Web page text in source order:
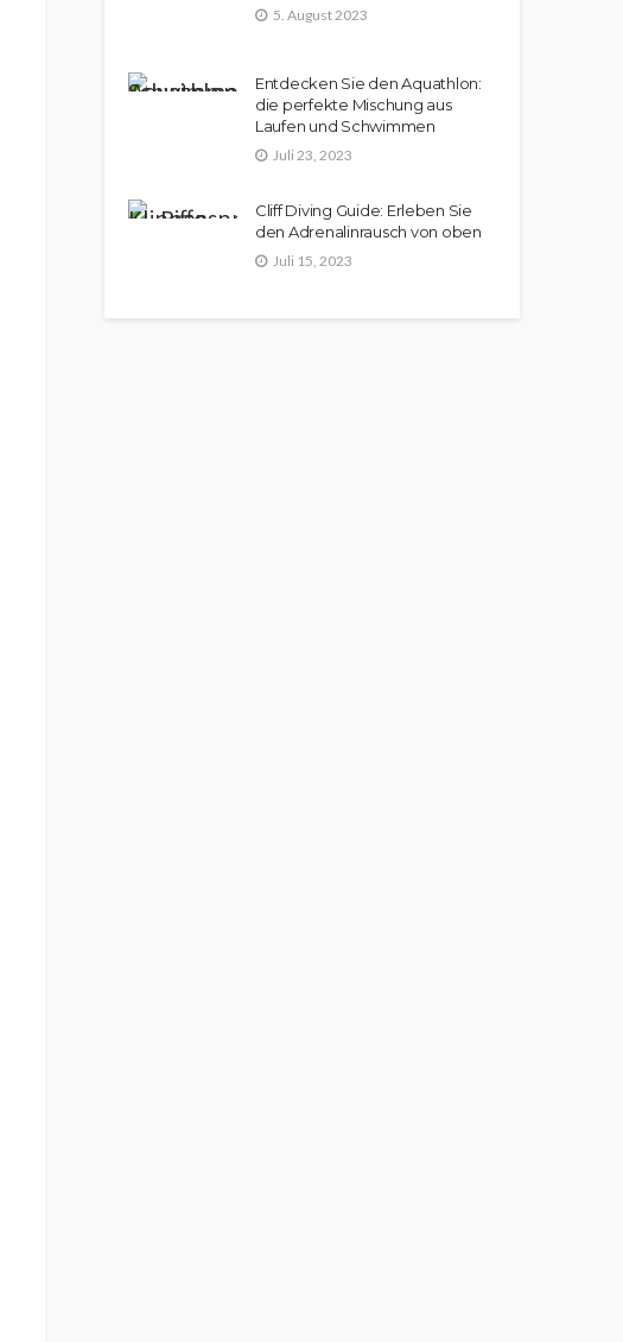
5. August 2023
Entdecken Sie den Aquathlon:
die perfekte Mischung aus
Laufen und Schwimmen
Juli 23, 2023
Cliff Diving Guide: Erleben Sie
den Adrenalinrausch von oben
Juli 15, 2023